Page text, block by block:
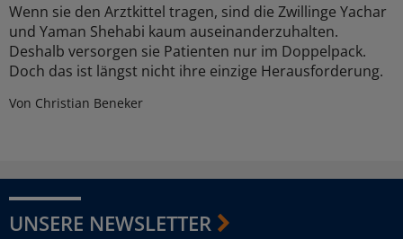
Wenn sie den Arztkittel tragen, sind die Zwillinge Yachar
und Yaman Shehabi kaum auseinanderzuhalten.
Deshalb versorgen sie Patienten nur im Doppelpack.
Doch das ist längst nicht ihre einzige Herausforderung.
Von Christian Beneker
UNSERE NEWSLETTER